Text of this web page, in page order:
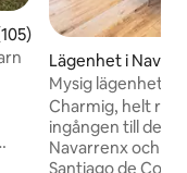
5 i genomsnittligt
Lägenhet i
Mysig lägenhet
Charmig, helt
ingången till den
Navarrenx och
Santiago de